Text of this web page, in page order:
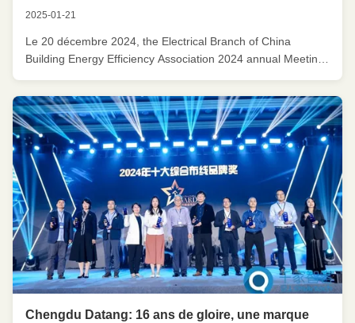
d'efficacité énergétique des bâtiments et a
2025-01-21
Le 20 décembre 2024, the Electrical Branch of China
Building Energy Efficiency Association 2024 annual Meeting
Research Demonstration Building of China Architectural
Design and Research Institute CoLa réunion annuelle suit
de près le pouls de l...
Chengdu Datang: 16 ans de gloire, une marque